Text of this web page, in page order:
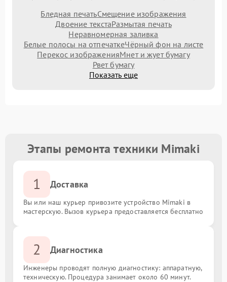
Бледная печатьСмещение изображения
Двоение текстаРазмытая печать
Неравномерная заливка
Белые полосы на отпечаткеЧёрный фон на листе
Перекос изображенияМнет и жует бумагу
Рвет бумагу
Показать еще
Этапы ремонта техники Mimaki
1 Доставка
Вы или наш курьер привозите устройство Mimaki в
мастерскую. Вызов курьера предоставляется бесплатно
2 Диагностика
Инженеры проводят полную диагностику: аппаратную,
техническую. Процедура занимает около 60 минут.